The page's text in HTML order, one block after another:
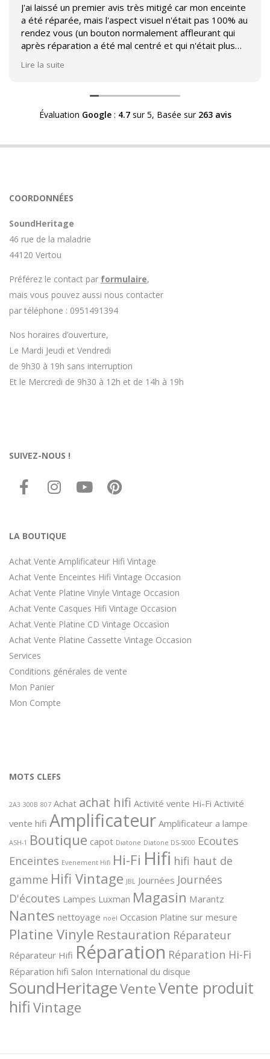
J'ai laissé un premier avis très mitigé car mon enceinte
a été réparée, mais l'aspect visuel n'était pas 100% au
rendez vous (un bouton normalement affleurant qui
après réparation a été mal centré et qui n'était plus
Héritage afin d'échanger sur mon expérience et on
m'a fourni des explications sur le pourquoi cet aspect
visuel.
enceinte n'est plus fabriqué (et donc vendu) et que
Avoir ce genre d'explication est utile et valorisant pour
rendez le matériel.
Lire la suite
Évaluation Google: 4.7sur 5, Basée sur 263 avis
COORDONNÉES
SoundHeritage
46 rue de la maladrie
44120 Vertou
Préférez le contact par formulaire,
mais vous pouvez aussi nous contacter
par téléphone : 0951491394
Nos horaires d’ouverture,
Le Mardi Jeudi et Vendredi
de 9h30 à 19h sans interruption
Et le Mercredi de 9h30 à 12h et de 14h à 19h
SUIVEZ-NOUS !
LA BOUTIQUE
Achat Vente Amplificateur Hifi Vintage
Achat Vente Enceintes Hifi Vintage Occasion
Achat Vente Platine Vinyle Vintage Occasion
Achat Vente Casques Hifi Vintage Occasion
Achat Vente Platine CD Vintage Occasion
Achat Vente Platine Cassette Vintage Occasion
Services
Conditions générales de vente
Mon Panier
Mon Compte
MOTS CLEFS
2A3 300B 807 Achat achat hifi Activité vente Hi-Fi Activité
vente hifi Amplificateur Amplificateur a lampe
ASH-1 Boutique capot Diatone Diatone DS-5000 Ecoutes
Enceintes Evenement Hifi Hi-Fi Hifi hifi haut de
gamme Hifi Vintage JBL Journées Journées
D'écoutes Lampes Luxman Magasin Marantz
Nantes nettoyage noël Occasion Platine sur mesure
Platine Vinyle Restauration Réparateur
Réparateur Hifi Réparation Réparation Hi-Fi
Réparation hifi Salon International du disque
SoundHeritageVenteVente produit
hifi Vintage